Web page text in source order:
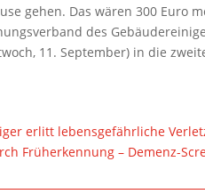
gehen. Das wären 300 Euro
des
11. September) in die
erlitt lebensgefährliche
Früherkennung – Demenz-